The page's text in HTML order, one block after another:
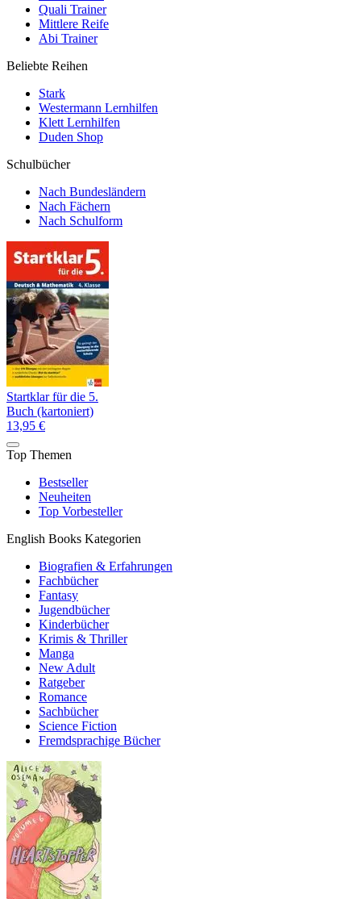
Quali Trainer
Mittlere Reife
Abi Trainer
Beliebte Reihen
Stark
Westermann Lernhilfen
Klett Lernhilfen
Duden Shop
Schulbücher
Nach Bundesländern
Nach Fächern
Nach Schulform
Startklar für die 5.
Buch (kartoniert)
13,95 €
Top Themen
Bestseller
Neuheiten
Top Vorbesteller
English Books Kategorien
Biografien & Erfahrungen
Fachbücher
Fantasy
Jugendbücher
Kinderbücher
Krimis & Thriller
Manga
New Adult
Ratgeber
Romance
Sachbücher
Science Fiction
Fremdsprachige Bücher